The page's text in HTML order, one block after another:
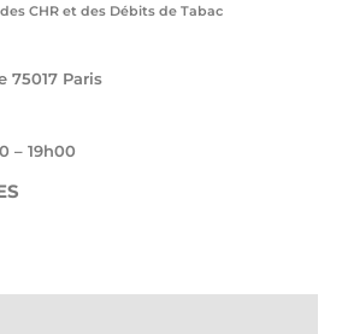
CHR et des Débits de Tabac
75017 Paris
– 19h00